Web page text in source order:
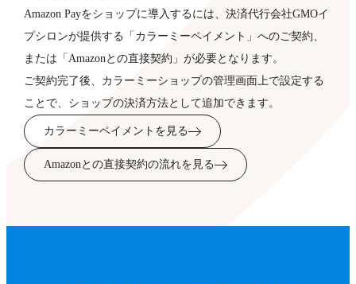
Amazon Payをショップに導入するには、決済代行会社GMOイ
プシロンが提供する「カラーミーペイメント」へのご契約、
または「Amazonとの直接契約」が必要となります。
ご契約完了後、カラーミーショップの管理画面上で設定する
ことで、ショップの決済方法として追加できます。
カラーミーペイメントを見る
Amazonとの直接契約の流れを見る